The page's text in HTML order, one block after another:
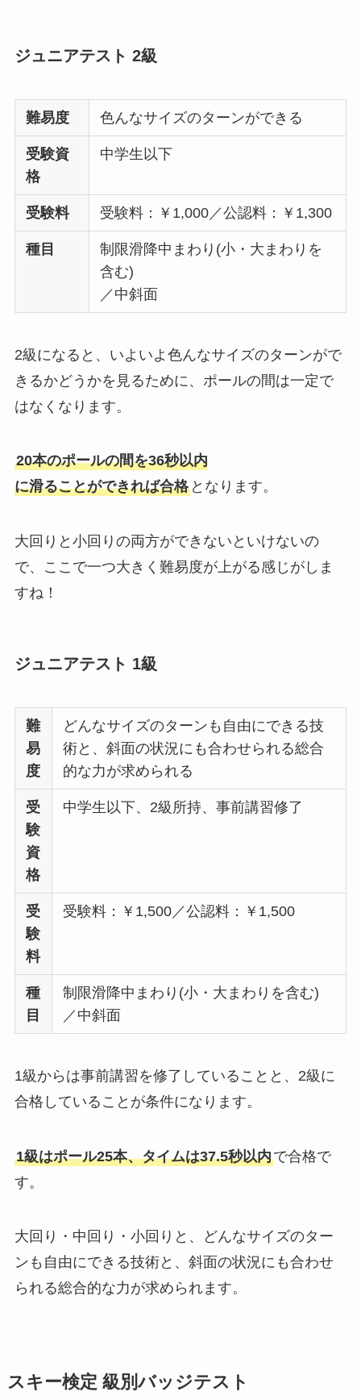
ジュニアテスト 2級
難易度 色んなサイズのターンができる
受験資
格
中学生以下
受験料 受験料：￥1,000／公認料：￥1,300
種目
制限滑降中まわり(小・大まわりを
含む)
／中斜面
2級になると、いよいよ色んなサイズのターンがで
きるかどうかを見るために、ポールの間は一定で
はなくなります。
20本のポールの間を36秒以内
に滑ることができれば合格となります。
大回りと小回りの両方ができないといけないの
で、ここで一つ大きく難易度が上がる感じがしま
すね！
ジュニアテスト 1級
難
易
度
どんなサイズのターンも自由にできる技
術と、斜面の状況にも合わせられる総合
的な力が求められる
受
験
資
格
中学生以下、2級所持、事前講習修了
受
験
料
受験料：￥1,500／公認料：￥1,500
種
目
制限滑降中まわり(小・大まわりを含む)
／中斜面
1級からは事前講習を修了していることと、2級に
合格していることが条件になります。
1級はポール25本、タイムは37.5秒以内で合格で
す。
大回り・中回り・小回りと、どんなサイズのター
ンも自由にできる技術と、斜面の状況にも合わせ
られる総合的な力が求められます。
スキー検定 級別バッジテスト